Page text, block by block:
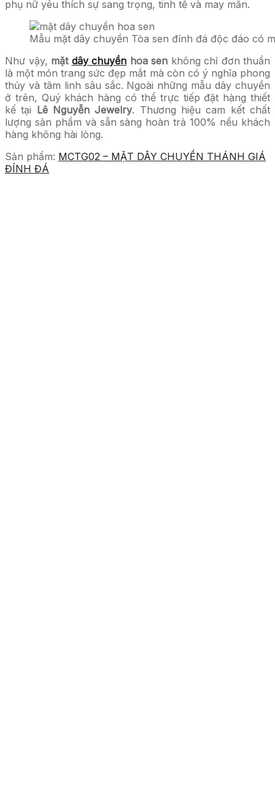
phụ nữ yêu thích sự sang trọng, tinh tế và may mắn.
Mẫu mặt dây chuyền Tòa sen đính đá độc đáo có
Như vậy, mặt dây chuyền hoa sen không chỉ đơn thuần
là một món trang sức đẹp mắt mà còn có ý nghĩa phong
thủy và tâm linh sâu sắc. Ngoài những mẫu dây chuyền
ở trên, Quý khách hàng có thể trực tiếp đặt hàng thiết
kế tại Lê Nguyễn Jewelry. Thương hiệu cam kết chất
lượng sản phẩm và sẵn sàng hoàn trả 100% nếu khách
hàng không hài lòng.
Sản phẩm: MCTG02 – MẶT DÂY CHUYỀN THÁNH GIÁ
ĐÍNH ĐÁ